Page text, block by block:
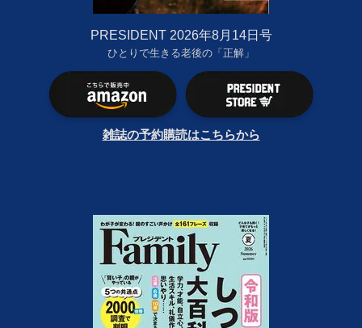
PRESIDENT 2026年8月14日号
ひとりで生きる老後の「正解」
雑誌の予約購読はこちらから